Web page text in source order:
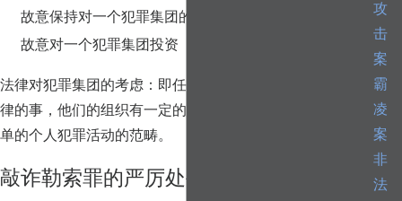
故意保持对一个犯罪集团的兴趣、或者获得此兴趣
故意对一个犯罪集团投资
法律对犯罪集团的考虑：即任何一群人，他们一起做违反法
律的事，他们的组织有一定的结构，他们的刑事活动超越简
单的个人犯罪活动的范畴。
敲诈勒索罪的严厉处罚
攻
击
案
霸
凌
案
非
法